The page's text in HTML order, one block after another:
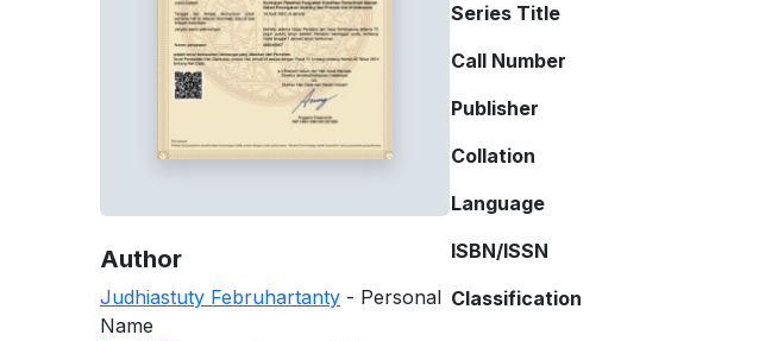
Author
Judhiastuty Februhartanty - Personal
Name
Series Title
Call Number
Publisher
Collation
Language
ISBN/ISSN
Classification